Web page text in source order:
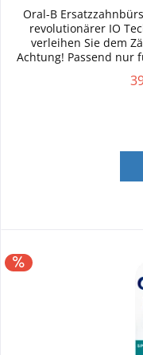
Oral-B
revolutionärer IO
verleihen Sie dem
Achtung! Passend nur